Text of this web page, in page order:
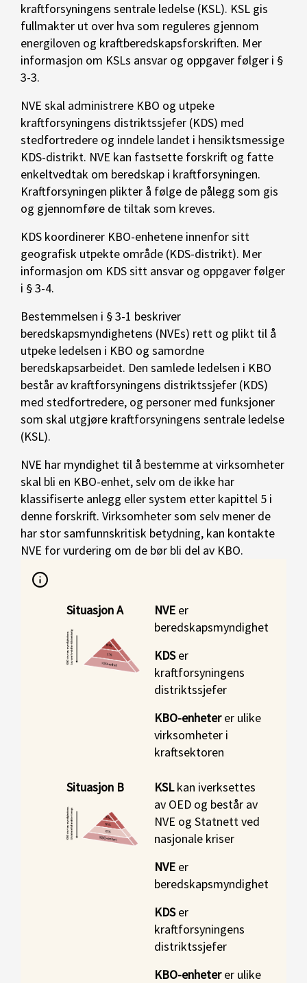
kraftforsyningens sentrale ledelse (KSL). KSL gis
fullmakter ut over hva som reguleres gjennom
energiloven og kraftberedskapsforskriften. Mer
informasjon om KSLs ansvar og oppgaver følger i §
3-3.
NVE skal administrere KBO og utpeke
kraftforsyningens distriktssjefer (KDS) med
stedfortredere og inndele landet i hensiktsmessige
KDS-distrikt. NVE kan fastsette forskrift og fatte
enkeltvedtak om beredskap i kraftforsyningen.
Kraftforsyningen plikter å følge de pålegg som gis
og gjennomføre de tiltak som kreves.
KDS koordinerer KBO-enhetene innenfor sitt
geografisk utpekte område (KDS-distrikt). Mer
informasjon om KDS sitt ansvar og oppgaver følger
i § 3-4.
Bestemmelsen i § 3-1 beskriver
beredskapsmyndighetens (NVEs) rett og plikt til å
utpeke ledelsen i KBO og samordne
beredskapsarbeidet. Den samlede ledelsen i KBO
består av kraftforsyningens distriktssjefer (KDS)
med stedfortredere, og personer med funksjoner
som skal utgjøre kraftforsyningens sentrale ledelse
(KSL).
NVE har myndighet til å bestemme at virksomheter
skal bli en KBO-enhet, selv om de ikke har
klassifiserte anlegg eller system etter kapittel 5 i
denne forskrift. Virksomheter som selv mener de
har stor samfunnskritisk betydning, kan kontakte
NVE for vurdering om de bør bli del av KBO.
SituasjonA NVE er
beredskapsmyndighet
KDSer
kraftforsyningens
distriktssjefer
KBO-enheterer ulike
virksomheter i
kraftsektoren
Situasjon B KSLkan iverksettes
av OED og består av
NVE og Statnett ved
nasjonale kriser
NVE er
beredskapsmyndighet
KDSer
kraftforsyningens
distriktssjefer
KBO-enheterer ulike